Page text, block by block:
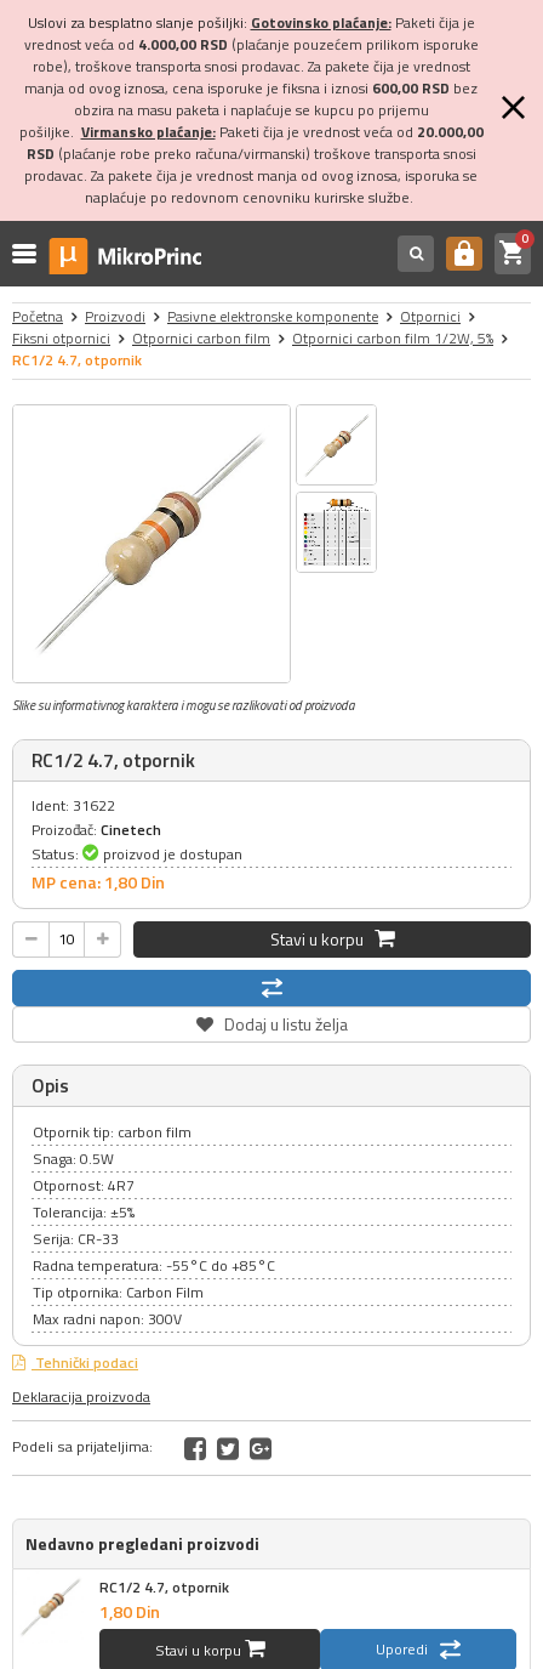
Uslovi za besplatno slanje pošiljki: Gotovinsko plaćanje:Paketi čija je
vrednost veća od 4.000,00 RSD (plaćanje pouzećem prilikom isporuke
robe), troškove transporta snosi prodavac. Za pakete čija je vrednost
manja od ovog iznosa, cena isporuke je fiksna i iznosi 600,00 RSD bez
obzira na masu paketa i naplaćuje se kupcu po prijemu
pošiljke. Virmansko plaćanje:Paketi čija je vrednost veća od 20.000,00
RSD (plaćanje robe preko računa/virmanski) troškove transporta snosi
prodavac. Za pakete čija je vrednost manja od ovog iznosa, isporuka se
naplaćuje po redovnom cenovniku kurirske službe.
https shopping_cart0
Početna Proizvodi Pasivne elektronske komponente
Otpornici
Fiksni otpornici
Otpornici carbon film
Otpornici carbon film 1/2W, 5%
RC1/2 4.7, otpornik
Slike su informativnog karaktera i mogu se razlikovati od proizvoda
RC1/2 4.7, otpornik
Ident: 31622
Proizođač: Cinetech
Status:
proizvod je dostupan
MP cena: 1,80Din
Stavi u korpu
Dodaj u listu želja
Opis
Otpornik tip: carbon film
Snaga: 0.5W
Otpornost: 4R7
Tolerancija: ±5%
Serija: CR-33
Radna temperatura: -55°C do +85°C
Tip otpornika: Carbon Film
Max radni napon: 300V
Tehnički podaci
Deklaracija proizvoda
Podeli sa prijateljima:
Nedavno pregledani proizvodi
RC1/2 4.7, otpornik
1,80Din
Stavi u korpu Uporedi